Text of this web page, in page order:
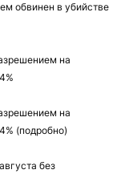
обвинен в убийстве
на
на
(подробно)
без